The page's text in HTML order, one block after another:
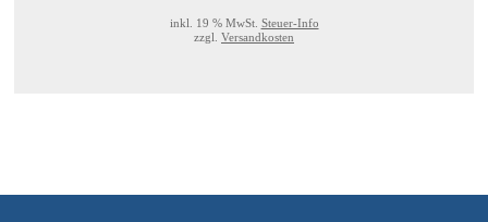
inkl. 19 % MwSt. Steuer-Info
zzgl. Versandkosten